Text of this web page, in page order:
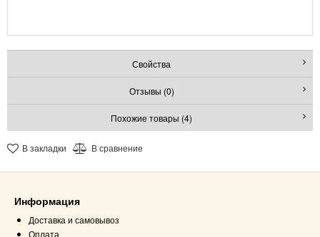
Свойства
Отзывы (0)
Похожие товары (4)
В закладки В сравнение
Информация
Доставка и самовывоз
Оплата